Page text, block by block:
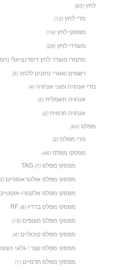
לחץ (63)
מדי לחץ (12)
מפסקי לחץ (19)
משדרי לחץ (28)
מתמר/ משדר לחץ דיפרנציאלי
רשמים ואוגרי נתונים ללחץ (5)
מדי אנרגיה ומוני אנרגיה (4)
אנרגיה חשמלית (2)
אנרגיה תרמית (2)
מפלס (64)
מדי מפלס (2)
מפסקי מפלס (46)
מפסקי מפלס TAG (7)
מפסקי מפלס אולטראסוניים (3)
מפסקי מפלס אלקטרו-אופטיים
מפסקי מפלס ברדיו RF (8)
מפסקי מפלס מצופים (19)
מפסקי מפלס קיבוליים (4)
מפסקי מפלס קצר / גלאי
מפסקי מפלס תרמיים (1)